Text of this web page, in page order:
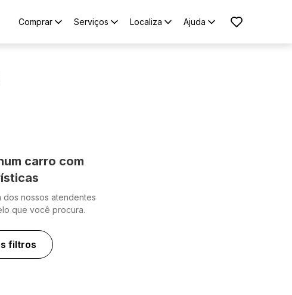
Comprar Serviços Localiza Ajuda
carro com
dos nossos atendentes
que você procura.
filtros